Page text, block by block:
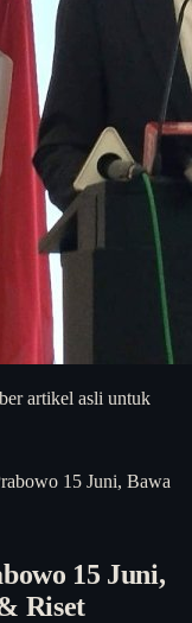
artikel asli untuk
15 Juni, Bawa
15 Juni,
Riset